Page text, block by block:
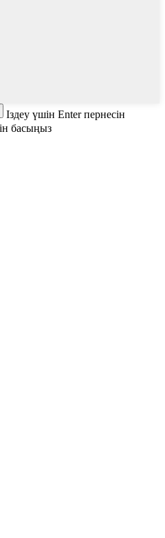
Іздеу үшін Enter пернесін
басыңыз